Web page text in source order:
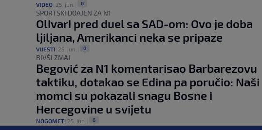
VIDEO 25. jun. 0
SPORTSKI DOAJEN ZA N1
Olivari pred duel sa SAD-om: Ovo je doba
ljiljana, Amerikanci neka se pripaze
VIJESTI 25. jun. 0
BIVŠI ZMAJ
Begović za N1 komentarisao Barbarezovu
taktiku, dotakao se Edina pa poručio: Naši
momci su pokazali snagu Bosne i
Hercegovine u svijetu
NOGOMET 25. jun. 0